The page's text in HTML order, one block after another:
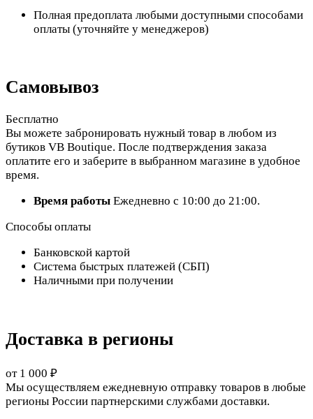
Полная предоплата любыми доступными способами
оплаты (уточняйте у менеджеров)
Самовывоз
Бесплатно
Вы можете забронировать нужный товар в любом из
бутиков VB Boutique. После подтверждения заказа
оплатите его и заберите в выбранном магазине в удобное
время.
Время работы Ежедневно с 10:00 до 21:00.
Способы оплаты
Банковской картой
Система быстрых платежей (СБП)
Наличными при получении
Доставка в регионы
от 1 000 ₽
Мы осуществляем ежедневную отправку товаров в любые
регионы России партнерскими службами доставки.